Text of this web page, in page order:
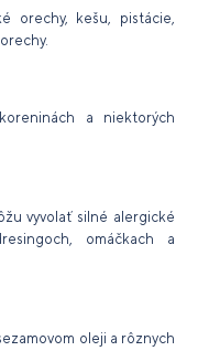
orechy, kešu, pistácie,
a niektorých
vyvolať silné alergické
omáčkach a
oleji a rôznych